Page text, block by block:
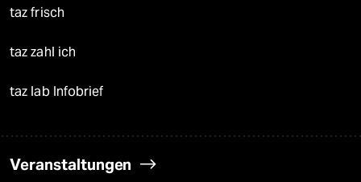
taz frisch
taz zahl ich
taz lab Infobrief
Veranstaltungen